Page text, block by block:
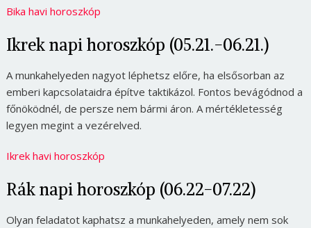
Bika havi horoszkóp
Ikrek napi horoszkóp (05.21.-06.21.)
A munkahelyeden nagyot léphetsz előre, ha elsősorban az
emberi kapcsolataidra építve taktikázol. Fontos bevágódnod a
főnöködnél, de persze nem bármi áron. A mértékletesség
legyen megint a vezérelved.
Ikrek havi horoszkóp
Rák napi horoszkóp (06.22-07.22)
Olyan feladatot kaphatsz a munkahelyeden, amely nem sok